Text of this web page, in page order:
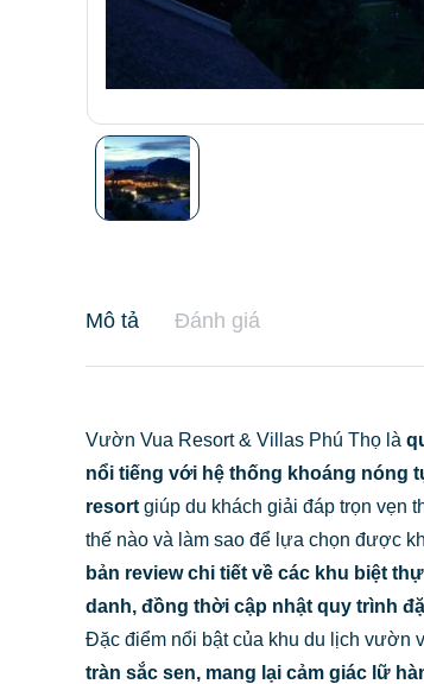
Mô tả Đánh giá
Vườn Vua Resort & Villas Phú Thọ là
nổi tiếng với hệ thống khoáng nóng
resort giúp du khách giải đáp trọn vẹn
thế nào và làm sao để lựa chọn được
bản review chi tiết về các khu biệt
danh, đồng thời cập nhật quy trình
Đặc điểm nổi bật của khu du lịch vườn
tràn sắc sen, mang lại cảm giác lữ